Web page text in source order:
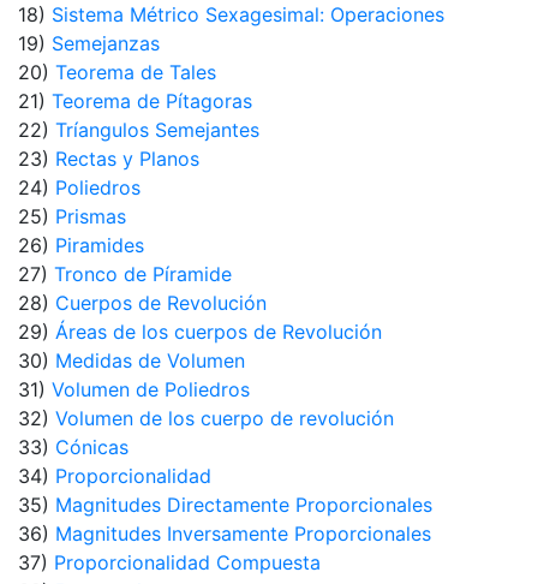
18) Sistema Métrico Sexagesimal: Operaciones
19) Semejanzas
20) Teorema de Tales
21) Teorema de Pítagoras
22) Tríangulos Semejantes
23) Rectas y Planos
24) Poliedros
25) Prismas
26) Piramides
27) Tronco de Píramide
28) Cuerpos de Revolución
29) Áreas de los cuerpos de Revolución
30) Medidas de Volumen
31) Volumen de Poliedros
32) Volumen de los cuerpo de revolución
33) Cónicas
34) Proporcionalidad
35) Magnitudes Directamente Proporcionales
36) Magnitudes Inversamente Proporcionales
37) Proporcionalidad Compuesta